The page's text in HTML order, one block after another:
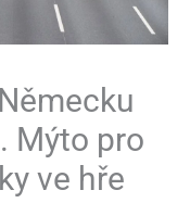
Mýto pro
ve hře